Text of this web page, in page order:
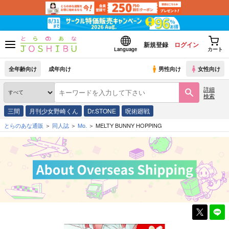
Language
新規登録 ログイン
カート
全年齢向け 成年向け 男性向け 女性向け
詳細
検索
三間 月刊少女野崎くん Dr.STONE 呪術廻戦
とらのあな通販 同人誌 Mo. MELTY BUNNY HOPPING